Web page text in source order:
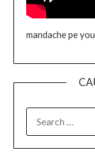
mandache pe
FOR: